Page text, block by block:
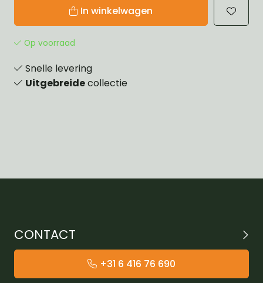
In winkelwagen
Op voorraad
Snelle levering
Uitgebreidecollectie
CONTACT
+31 6 416 76 690